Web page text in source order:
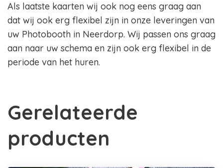
Als laatste kaarten wij ook nog eens graag aan
dat wij ook erg flexibel zijn in onze leveringen van
uw Photobooth in Neerdorp. Wij passen ons graag
aan naar uw schema en zijn ook erg flexibel in de
periode van het huren.
Gerelateerde
producten